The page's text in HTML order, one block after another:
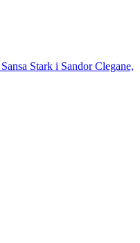
Stark i Sandor Clegane,